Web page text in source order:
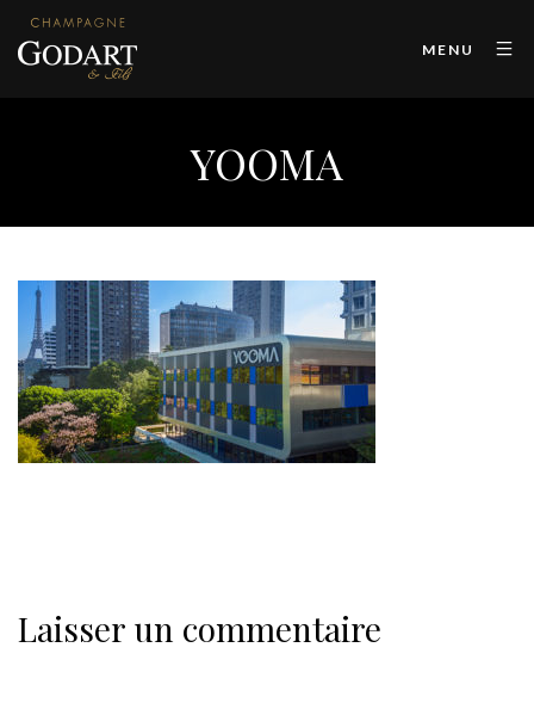
MENU
YOOMA
Laisser un commentaire